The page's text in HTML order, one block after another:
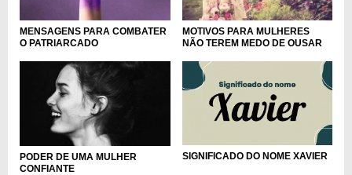
MENSAGENS PARA COMBATER
O PATRIARCADO
MOTIVOS PARA MULHERES
NÃO TEREM MEDO DE OUSAR
PODER DE UMA MULHER
CONFIANTE
SIGNIFICADO DO NOME XAVIER